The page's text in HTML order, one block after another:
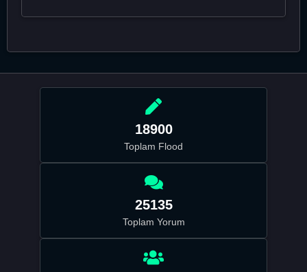
18900
Toplam Flood
25135
Toplam Yorum